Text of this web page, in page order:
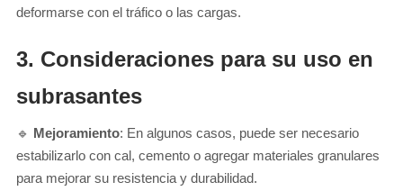
deformarse con el tráfico o las cargas.
3. Consideraciones para su uso en
subrasantes
🔹 Mejoramiento: En algunos casos, puede ser necesario
estabilizarlo con cal, cemento o agregar materiales granulares
para mejorar su resistencia y durabilidad.